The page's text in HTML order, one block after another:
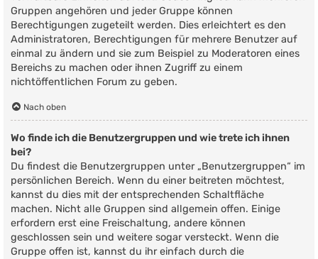
Gruppen angehören und jeder Gruppe können
Berechtigungen zugeteilt werden. Dies erleichtert es den
Administratoren, Berechtigungen für mehrere Benutzer auf
einmal zu ändern und sie zum Beispiel zu Moderatoren eines
Bereichs zu machen oder ihnen Zugriff zu einem
nichtöffentlichen Forum zu geben.
Nach oben
Wo finde ich die Benutzergruppen und wie trete ich ihnen
bei?
Du findest die Benutzergruppen unter „Benutzergruppen“ im
persönlichen Bereich. Wenn du einer beitreten möchtest,
kannst du dies mit der entsprechenden Schaltfläche
machen. Nicht alle Gruppen sind allgemein offen. Einige
erfordern erst eine Freischaltung, andere können
geschlossen sein und weitere sogar versteckt. Wenn die
Gruppe offen ist, kannst du ihr einfach durch die